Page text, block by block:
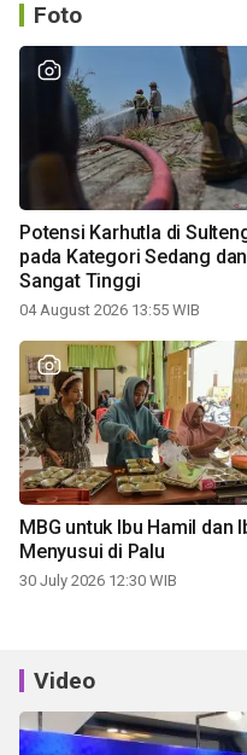
Foto
Potensi Karhutla di
pada Kategori Sedang dan
Sangat Tinggi
04 August 2026 13:55 WIB
MBG untuk Ibu Hamil dan
Menyusui di Palu
30 July 2026 12:30 WIB
Video